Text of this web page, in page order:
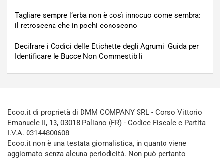
Tagliare sempre l’erba non è così innocuo come sembra:
il retroscena che in pochi conoscono
Decifrare i Codici delle Etichette degli Agrumi: Guida per
Identificare le Bucce Non Commestibili
Ecoo.it di proprietà di DMM COMPANY SRL - Corso Vittorio
Emanuele II, 13, 03018 Paliano (FR) - Codice Fiscale e Partita
I.V.A. 03144800608
Ecoo.it non è una testata giornalistica, in quanto viene
aggiornato senza alcuna periodicità. Non può pertanto